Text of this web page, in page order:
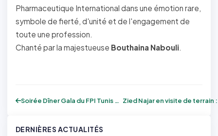
Pharmaceutique International dans une émotion rare,
symbole de fierté, d'unité et de l'engagement de
toute une profession.
Chanté par la majestueuse Bouthaina Nabouli
Soirée Dîner Gala du FPI Tunis 2025 – Sa...
DERNIÈRES ACTUALITÉS